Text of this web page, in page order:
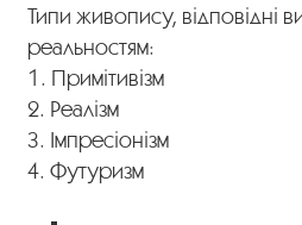
Типи живопису, відповідні
реальностям:
1. Примітивізм
2. Реалізм
3. Імпресіонізм
4. Футуризм